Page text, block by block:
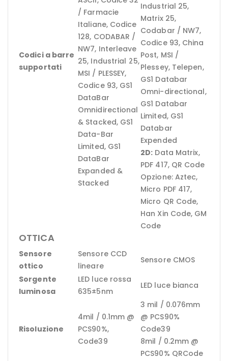
Codici a barre
supportati
/ Farmacie
Italiane, Codice
128, CODABAR /
NW7, Interleave
25, Industrial 25,
MSI / PLESSEY,
Codice 93, GS1
DataBar
Omnidirectional
& Stacked, GS1
Data-Bar
Limited, GS1
DataBar
Expanded &
Stacked
Industrial 25,
Matrix 25,
Codabar / NW7,
Codice 93, China
Post, MSI /
Plessey, Telepen,
GS1 Databar
Omni-directional,
GS1 Databar
Limited, GS1
Databar
Expended
2D: Data Matrix,
PDF 417, QR Code
Opzione: Aztec,
Micro PDF 417,
Micro QR Code,
Han Xin Code, GM
Code
OTTICA
Sensore
ottico
Sensore CCD
lineare
Sensore CMOS
Sorgente
luminosa
LED luce rossa
635±5nm
LED luce bianca
Risoluzione
4mil / 0.1mm @
PCS90%,
Code39
3 mil / 0.076mm
@ PCS90%
Code39
8mil / 0.2mm @
PCS90% QRCode